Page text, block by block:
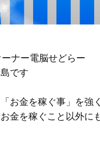
ナー電脳せどらー
です
お金を稼ぐ事」を強
金を稼ぐこと以外に